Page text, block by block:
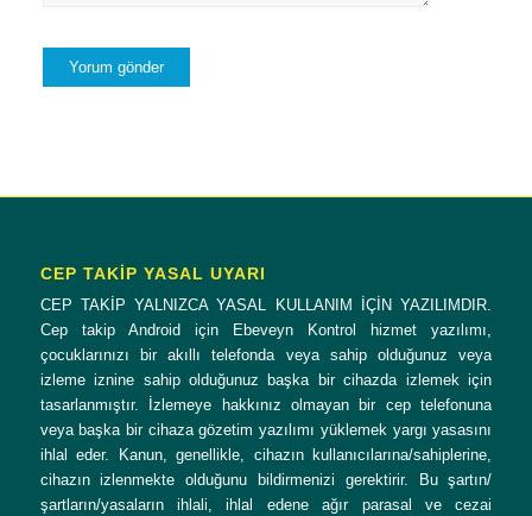
CEP TAKİP YASAL UYARI
CEP TAKİP YALNIZCA YASAL KULLANIM İÇİN YAZILIMDIR.
Cep takip Android için Ebeveyn Kontrol hizmet yazılımı,
çocuklarınızı bir akıllı telefonda veya sahip olduğunuz veya
izleme iznine sahip olduğunuz başka bir cihazda izlemek için
tasarlanmıştır. İzlemeye hakkınız olmayan bir cep telefonuna
veya başka bir cihaza gözetim yazılımı yüklemek yargı yasasını
ihlal eder. Kanun, genellikle, cihazın kullanıcılarına/sahiplerine,
cihazın izlenmekte olduğunu bildirmenizi gerektirir. Bu şartın/
şartların/yasaların ihlali, ihlal edene ağır parasal ve cezai